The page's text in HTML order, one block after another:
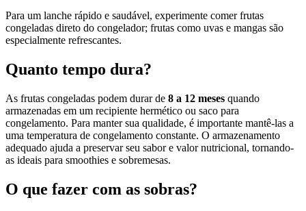
Para um lanche rápido e saudável, experimente comer frutas
congeladas direto do congelador; frutas como uvas e mangas são
especialmente refrescantes.
Quanto tempo dura?
As frutas congeladas podem durar de 8 a 12 meses quando
armazenadas em um recipiente hermético ou saco para
congelamento. Para manter sua qualidade, é importante mantê-las a
uma temperatura de congelamento constante. O armazenamento
adequado ajuda a preservar seu sabor e valor nutricional, tornando-
as ideais para smoothies e sobremesas.
O que fazer com as sobras?